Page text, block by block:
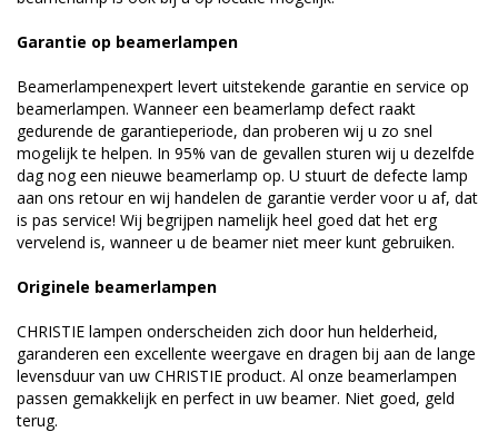
Garantie op beamerlampen
Beamerlampenexpert levert uitstekende garantie en service op
beamerlampen. Wanneer een beamerlamp defect raakt
gedurende de garantieperiode, dan proberen wij u zo snel
mogelijk te helpen. In 95% van de gevallen sturen wij u dezelfde
dag nog een nieuwe beamerlamp op. U stuurt de defecte lamp
aan ons retour en wij handelen de garantie verder voor u af, dat
is pas service! Wij begrijpen namelijk heel goed dat het erg
vervelend is, wanneer u de beamer niet meer kunt gebruiken.
Originele beamerlampen
CHRISTIE lampen onderscheiden zich door hun helderheid,
garanderen een excellente weergave en dragen bij aan de lange
levensduur van uw CHRISTIE product. Al onze beamerlampen
passen gemakkelijk en perfect in uw beamer. Niet goed, geld
terug.